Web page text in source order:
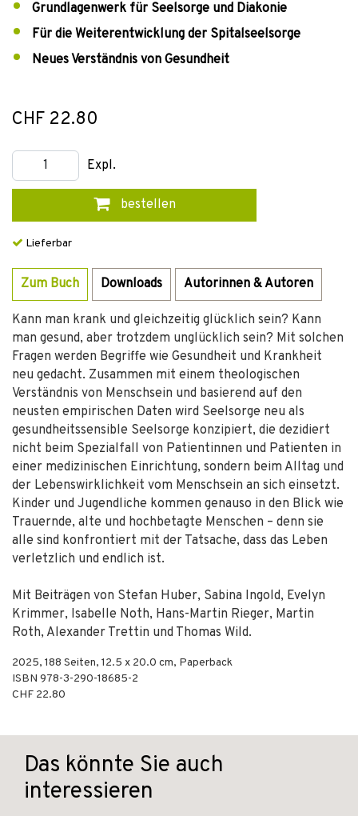
Grundlagenwerk für Seelsorge und Diakonie
Für die Weiterentwicklung der Spitalseelsorge
Neues Verständnis von Gesundheit
CHF 22.80
Expl.
bestellen
Lieferbar
Zum Buch Downloads Autorinnen & Autoren
Kann man krank und gleichzeitig glücklich sein? Kann
man gesund, aber trotzdem unglücklich sein? Mit solchen
Fragen werden Begriffe wie Gesundheit und Krankheit
neu gedacht. Zusammen mit einem theologischen
Verständnis von Menschsein und basierend auf den
neusten empirischen Daten wird Seelsorge neu als
gesundheitssensible Seelsorge konzipiert, die dezidiert
nicht beim Spezialfall von Patientinnen und Patienten in
einer medizinischen Einrichtung, sondern beim Alltag und
der Lebenswirklichkeit vom Menschsein an sich einsetzt.
Kinder und Jugendliche kommen genauso in den Blick wie
Trauernde, alte und hochbetagte Menschen – denn sie
alle sind konfrontiert mit der Tatsache, dass das Leben
verletzlich und endlich ist.
Mit Beiträgen von Stefan Huber, Sabina Ingold, Evelyn
Krimmer, Isabelle Noth, Hans-Martin Rieger, Martin
Roth, Alexander Trettin und Thomas Wild.
2025, 188 Seiten, 12.5 x 20.0 cm, Paperback
ISBN 978-3-290-18685-2
CHF 22.80
Das könnte Sie auch
interessieren